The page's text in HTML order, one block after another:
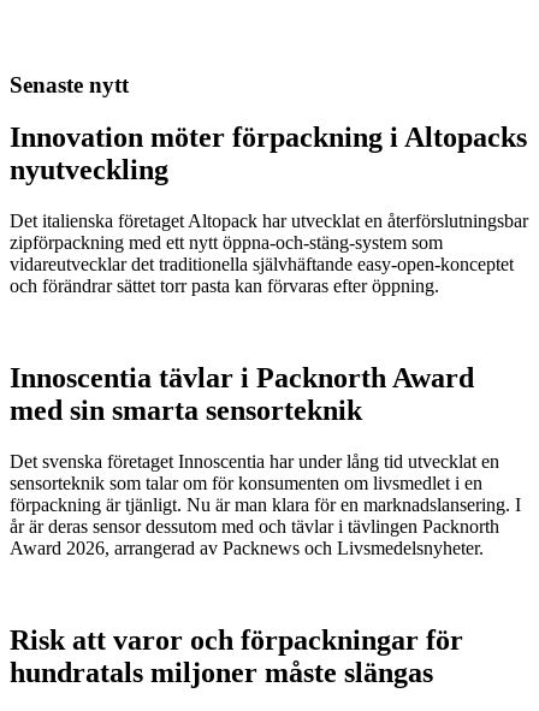
Senaste nytt
Innovation möter förpackning i Altopacks
nyutveckling
Det italienska företaget Altopack har utvecklat en återförslutningsbar
zipförpackning med ett nytt öppna-och-stäng-system som
vidareutvecklar det traditionella självhäftande easy-open-konceptet
och förändrar sättet torr pasta kan förvaras efter öppning.
Innoscentia tävlar i Packnorth Award
med sin smarta sensorteknik
Det svenska företaget Innoscentia har under lång tid utvecklat en
sensorteknik som talar om för konsumenten om livsmedlet i en
förpackning är tjänligt. Nu är man klara för en marknadslansering. I
år är deras sensor dessutom med och tävlar i tävlingen Packnorth
Award 2026, arrangerad av Packnews och Livsmedelsnyheter.
Risk att varor och förpackningar för
hundratals miljoner måste slängas